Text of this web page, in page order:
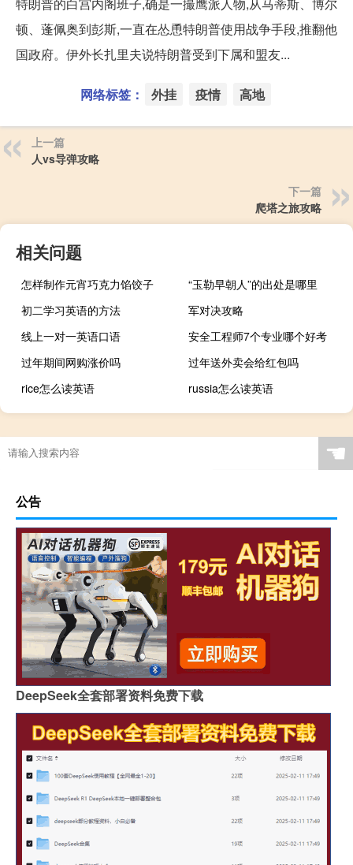
特朗普的白宫内阁班子,确是一撮鹰派人物,从马蒂斯、博尔
顿、蓬佩奥到彭斯,一直在怂恿特朗普使用战争手段,推翻他
国政府。伊外长扎里夫说特朗普受到下属和盟友...
网络标签： 外挂 疫情 高地
上一篇
人vs导弹攻略
下一篇
爬塔之旅攻略
相关问题
怎样制作元宵巧克力馅饺子
“玉勒早朝人”的出处是哪里
初二学习英语的方法
军对决攻略
线上一对一英语口语
安全工程师7个专业哪个好考
过年期间网购涨价吗
过年送外卖会给红包吗
rice怎么读英语
russia怎么读英语
☚
公告
DeepSeek全套部署资料免费下载